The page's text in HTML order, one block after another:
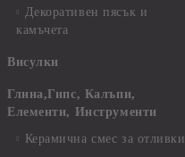
Декоративен пясък и
камъчета
Висулки
Глина,Гипс, Калъпи,
Елементи, Инструменти
Керамична смес за отливки